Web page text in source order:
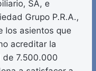
SA, e
Grupo P.R.A.,
los asientos que
acreditar la
de 7.500.000